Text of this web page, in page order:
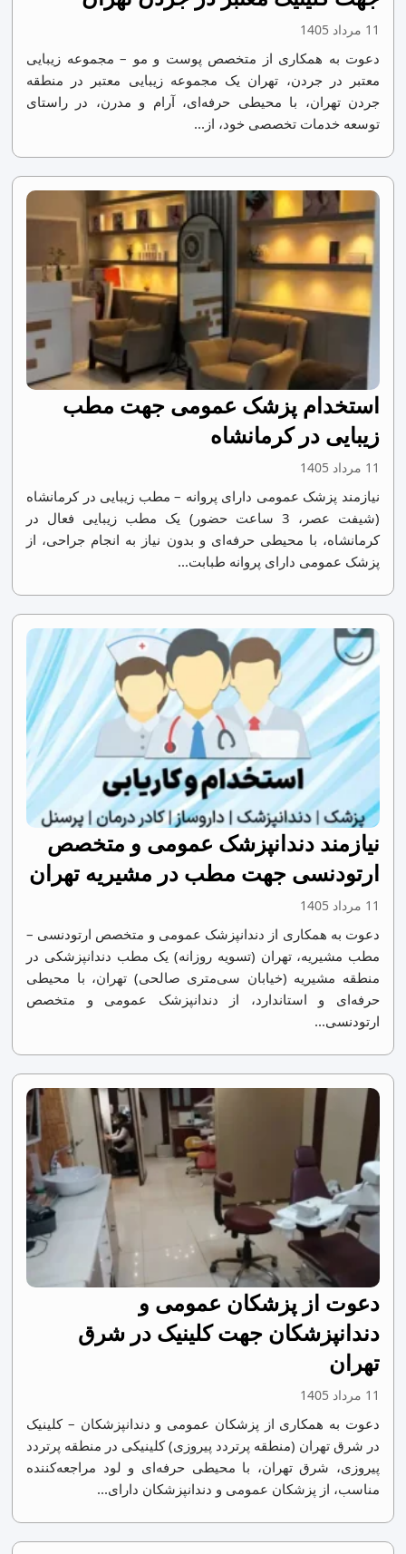
11 مرداد 1405
دعوت به همکاری از متخصص پوست و مو – مجموعه زیبایی
معتبر در جردن، تهران یک مجموعه زیبایی معتبر در منطقه
جردن تهران، با محیطی حرفه‌ای، آرام و مدرن، در راستای
توسعه خدمات تخصصی خود، از...
استخدام پزشک عمومی جهت مطب
زیبایی در کرمانشاه
11 مرداد 1405
نیازمند پزشک عمومی دارای پروانه – مطب زیبایی در کرمانشاه
(شیفت عصر، 3 ساعت حضور) یک مطب زیبایی فعال در
کرمانشاه، با محیطی حرفه‌ای و بدون نیاز به انجام جراحی، از
پزشک عمومی دارای پروانه طبابت...
نیازمند دندانپزشک عمومی و متخصص
ارتودنسی جهت مطب در مشیریه تهران
11 مرداد 1405
دعوت به همکاری از دندانپزشک عمومی و متخصص ارتودنسی –
مطب مشیریه، تهران (تسویه روزانه) یک مطب دندانپزشکی در
منطقه مشیریه (خیابان سی‌متری صالحی) تهران، با محیطی
حرفه‌ای و استاندارد، از دندانپزشک عمومی و متخصص
ارتودنسی...
دعوت از پزشکان عمومی و
دندانپزشکان جهت کلینیک در شرق
تهران
11 مرداد 1405
دعوت به همکاری از پزشکان عمومی و دندانپزشکان – کلینیک
در شرق تهران (منطقه پرتردد پیروزی) کلینیکی در منطقه پرتردد
پیروزی، شرق تهران، با محیطی حرفه‌ای و لود مراجعه‌کننده
مناسب، از پزشکان عمومی و دندانپزشکان دارای...